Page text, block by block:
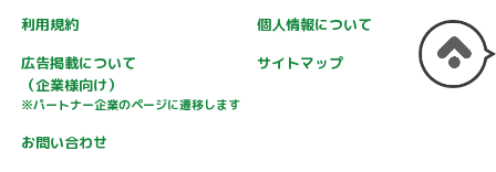
利用規約
個人情報について
広告掲載について
（企業様向け）
※パートナー企業のページに遷移します
サイトマップ
お問い合わせ